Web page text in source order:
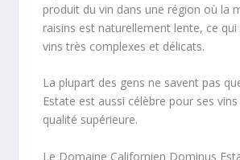
produit du vin dans une région où la
raisins est naturellement lente, ce qui
vins très complexes et délicats.
La plupart des gens ne savent pas
Estate est aussi célèbre pour ses
qualité supérieure.
Le Domaine Californien Dominus